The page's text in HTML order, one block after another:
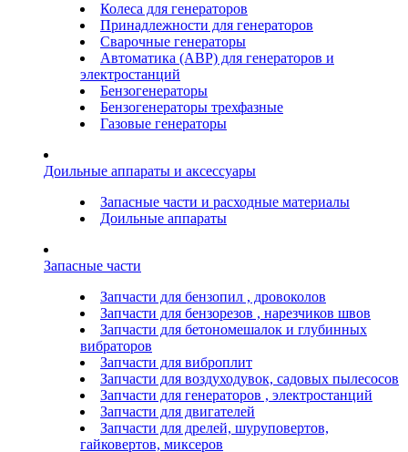
Колеса для генераторов
Принадлежности для генераторов
Сварочные генераторы
Автоматика (АВР) для генераторов и
электростанций
Бензогенераторы
Бензогенераторы трехфазные
Газовые генераторы
Доильные аппараты и аксессуары
Запасные части и расходные материалы
Доильные аппараты
Запасные части
Запчасти для бензопил , дровоколов
Запчасти для бензорезов , нарезчиков швов
Запчасти для бетономешалок и глубинных
вибраторов
Запчасти для виброплит
Запчасти для воздуходувок, садовых пылесосов
Запчасти для генераторов , электростанций
Запчасти для двигателей
Запчасти для дрелей, шуруповертов,
гайковертов, миксеров